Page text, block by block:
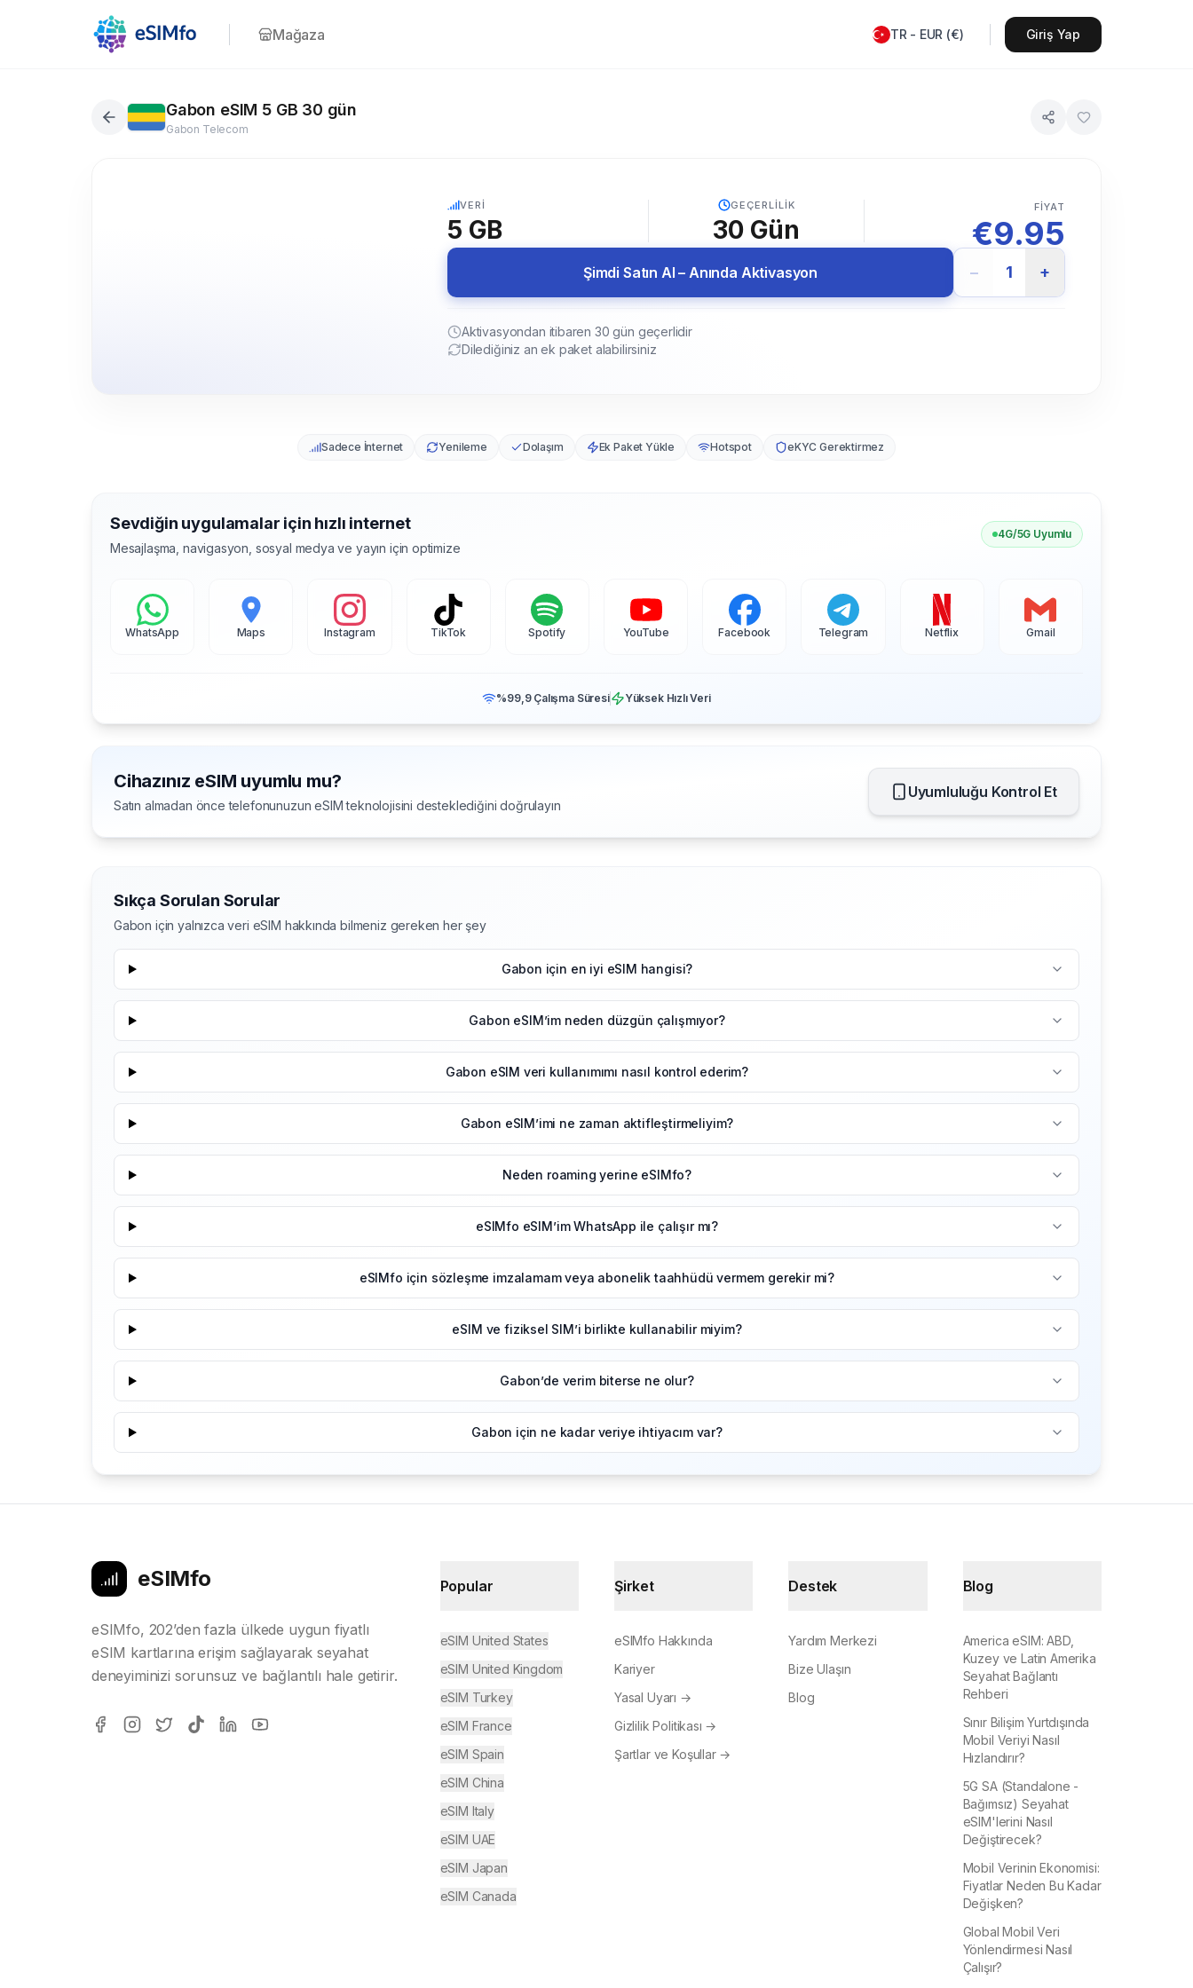
Mağaza TR - EUR (€) Giriş Yap
Gabon eSIM 5 GB 30 gün
Gabon Telecom
VERI
5 GB
GEÇERLILIK
30 Gün
FIYAT
€9.95
Şimdi Satın Al – Anında Aktivasyon − 1 +
Aktivasyondan itibaren 30 gün geçerlidir
Dilediğiniz an ek paket alabilirsiniz
Sadece İnternet Yenileme Dolaşım Ek Paket Yükle Hotspot eKYC Gerektirmez
Sevdiğin uygulamalar için hızlı internet
Mesajlaşma, navigasyon, sosyal medya ve yayın için optimize
4G/5G Uyumlu
WhatsApp Maps Instagram TikTok Spotify YouTube Facebook Telegram Netflix Gmail
%99,9 Çalışma Süresi Yüksek Hızlı Veri
Cihazınız eSIM uyumlu mu?
Satın almadan önce telefonunuzun eSIM teknolojisini desteklediğini doğrulayın
Uyumluluğu Kontrol Et
Sıkça Sorulan Sorular
Gabon için yalnızca veri eSIM hakkında bilmeniz gereken her şey
Gabon için en iyi eSIM hangisi?
Gabon eSIM’im neden düzgün çalışmıyor?
Gabon eSIM veri kullanımımı nasıl kontrol ederim?
Gabon eSIM’imi ne zaman aktifleştirmeliyim?
Neden roaming yerine eSIMfo?
eSIMfo eSIM’im WhatsApp ile çalışır mı?
eSIMfo için sözleşme imzalamam veya abonelik taahhüdü vermem gerekir mi?
eSIM ve fiziksel SIM’i birlikte kullanabilir miyim?
Gabon’de verim biterse ne olur?
Gabon için ne kadar veriye ihtiyacım var?
eSIMfo
eSIMfo, 202’den fazla ülkede uygun fiyatlı
eSIM kartlarına erişim sağlayarak seyahat
deneyiminizi sorunsuz ve bağlantılı hale getirir.
Popular
eSIM United States
eSIM United Kingdom
eSIM Turkey
eSIM France
eSIM Spain
eSIM China
eSIM Italy
eSIM UAE
eSIM Japan
eSIM Canada
Şirket
eSIMfo Hakkında
Kariyer
Yasal Uyarı →
Gizlilik Politikası →
Şartlar ve Koşullar→
Destek
Yardım Merkezi
Bize Ulaşın
Blog
Blog
America eSIM: ABD,
Kuzey ve Latin Amerika
Seyahat Bağlantı
Rehberi
Sınır Bilişim Yurtdışında
Mobil Veriyi Nasıl
Hızlandırır?
5G SA (Standalone -
Bağımsız) Seyahat
eSIM'lerini Nasıl
Değiştirecek?
Mobil Verinin Ekonomisi:
Fiyatlar Neden Bu Kadar
Değişken?
Global Mobil Veri
Yönlendirmesi Nasıl
Çalışır?